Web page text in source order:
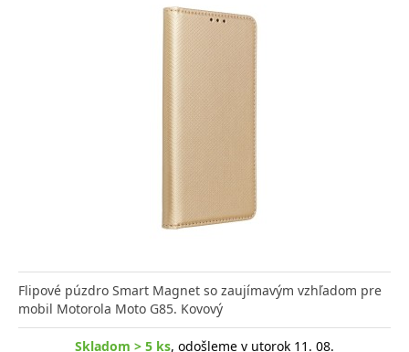
Flipové púzdro Smart Magnet so zaujímavým vzhľadom pre
mobil Motorola Moto G85. Kovový
Skladom > 5 ks, odošleme v utorok 11. 08.